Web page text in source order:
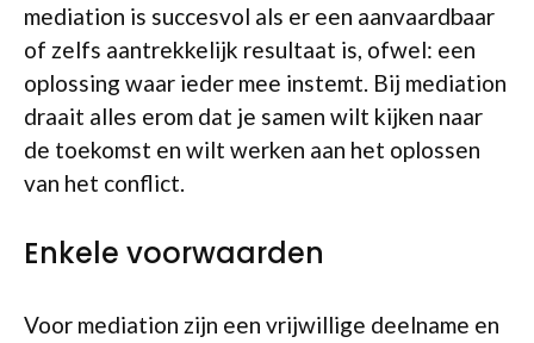
mediation is succesvol als er een aanvaardbaar
of zelfs aantrekkelijk resultaat is, ofwel: een
oplossing waar ieder mee instemt. Bij mediation
draait alles erom dat je samen wilt kijken naar
de toekomst en wilt werken aan het oplossen
van het conflict.
Enkele voorwaarden
Voor mediation zijn een vrijwillige deelname en